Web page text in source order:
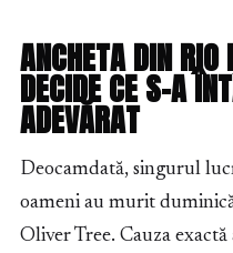
ANCHETA DIN RIO
DECIDE CE S-A
ADEVĂRAT
Deocamdată, singurul
oameni au murit
Oliver Tree. Cauza